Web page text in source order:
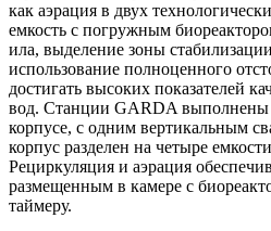
как аэрация в двух
емкость с погружным
ила, выделение зоны
использование полноценного
достигать высоких показателей
вод. Станции GARDA выполнены
корпусе, с одним вертикальным
корпус разделен на четыре
Рециркуляция и аэрация
размещенным в камере с
таймеру.